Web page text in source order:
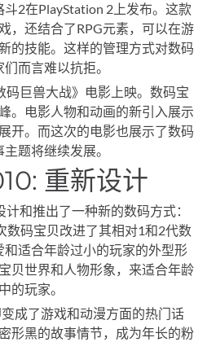
2在PlayStation 2上发布。这款
，还结合了RPG元素，可以在游
的技能。这样的管理方式对数码
而言难以抗拒。
码巨兽大战》电影上映。数码宝
。电影人物和动画的新引入展示
开。而这次的电影也展示了数码
题将继续发展。
重新设计
和推出了一种新的数码方式：
数码宝贝改进了其相对1和2代数
适合年龄过小的玩家的外型形
贝世界和人物形象，来适合年龄
的玩家。
成了游戏和动漫方面的热门话
形黑的故事情节，成为年长的粉